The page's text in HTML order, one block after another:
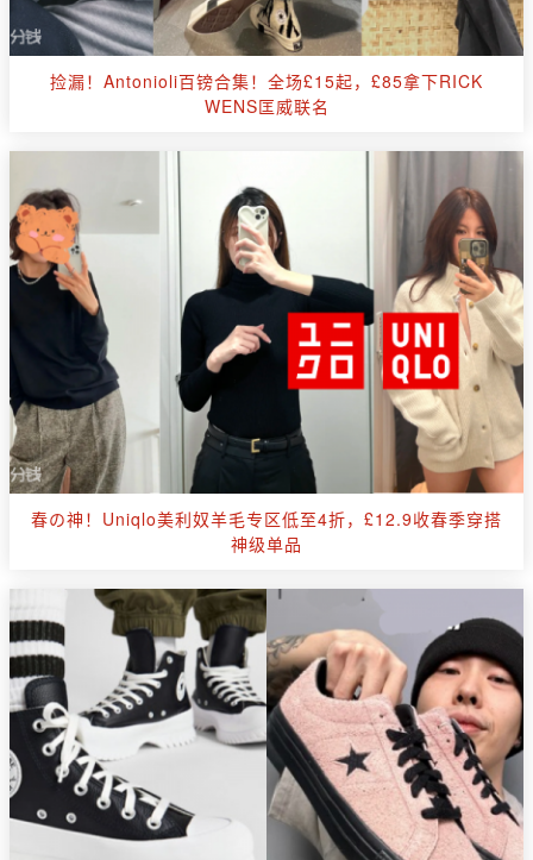
捡漏！Antonioli百镑合集！全场£15起，£85拿下RICK
WENS匡威联名
春の神！Uniqlo美利奴羊毛专区低至4折，£12.9收春季穿搭
神级单品